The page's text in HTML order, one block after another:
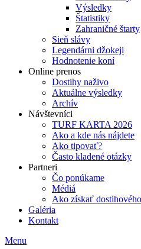
Výsledky
Štatistiky
Zahraničné štarty
Sieň slávy
Legendárni džokeji
Hodnotenie koní
Online prenos
Dostihy naživo
Aktuálne výsledky
Archív
Návštevníci
TURF KARTA 2026
Ako a kde nás nájdete
Ako tipovať?
Často kladené otázky
Partneri
Čo ponúkame
Médiá
Ako získať
Galéria
Kontakt
Menu